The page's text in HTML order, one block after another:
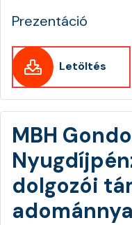
Prezentáció
Letöltés
MBH
dolgozói